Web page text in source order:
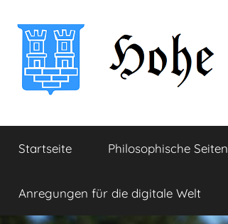
Inhalt
springen
Hohe
Warte
Startseite Philosophische Seiten
Anregungen für die digitale Welt